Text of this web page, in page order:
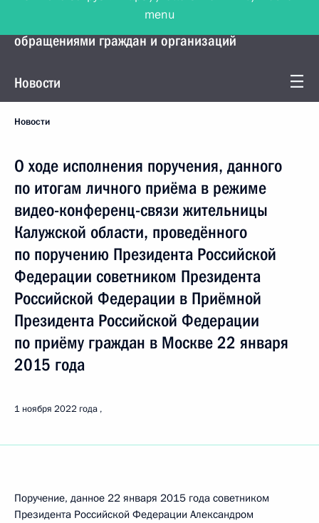
Управление Президента по работе с
обращениями граждан и организаций
Новости
Новости
О ходе исполнения поручения, данного
по итогам личного приёма в режиме
видео-конференц-связи жительницы
Калужской области, проведённого
по поручению Президента Российской
Федерации советником Президента
Российской Федерации в Приёмной
Президента Российской Федерации
по приёму граждан в Москве 22 января
2015 года
1 ноября 2022 года
Поручение, данное 22 января 2015 года советником
Президента Российской Федерации Александром
menu